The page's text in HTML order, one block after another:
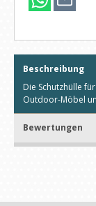
Beschreibung
Die Schutzhülle
Outdoor-Möbel
Bewertungen